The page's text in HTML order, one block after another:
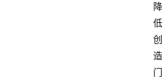
降
低
创
造
门